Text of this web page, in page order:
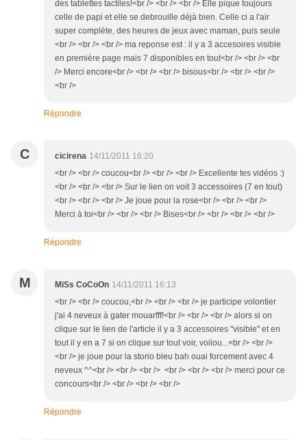
des tablettes tactiles!<br /> <br /> <br /> Elle pique toujours
celle de papi et elle se debrouille déjà bien. Celle ci a l'air
super complète, des heures de jeux avec maman, puis seule
<br /> <br /> <br /> ma reponse est : il y a 3 accesoires visible
en première page mais 7 disponibles en tout<br /> <br /> <br
/> Merci encore<br /> <br /> <br /> bisous<br /> <br /> <br />
<br />
Répondre
C cicirena 14/11/2011 16:20
<br /> <br /> coucou<br /> <br /> <br /> Excellente tes vidéos :)
<br /> <br /> <br /> Sur le lien on voit 3 accessoires (7 en tout)
<br /> <br /> <br /> Je joue pour la rose<br /> <br /> <br />
Merci à toi<br /> <br /> <br /> Bises<br /> <br /> <br /> <br />
Répondre
M MiSs CoCoOn 14/11/2011 16:13
<br /> <br /> coucou,<br /> <br /> <br /> je participe volontier
j'ai 4 neveux à gater mouarfff!<br /> <br /> <br /> alors si on
clique sur le lien de l'article il y a 3 accessoires "visible" et en
tout il y en a 7 si on clique sur tout voir, voilou...<br /> <br />
<br /> je joue pour la storio bleu bah ouai forcement avec 4
neveux ^^<br /> <br /> <br /> <br /> <br /> <br /> merci pour ce
concours<br /> <br /> <br /> <br />
Répondre